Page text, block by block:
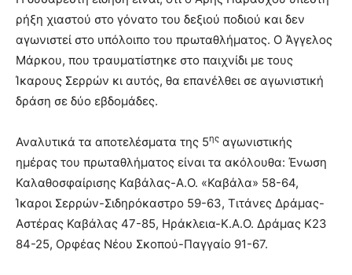
ρήξη χιαστού στο γόνατο του δεξιού ποδιού και δεν
αγωνιστεί στο υπόλοιπο του πρωταθλήματος. Ο Άγγελος
Μάρκου, που τραυματίστηκε στο παιχνίδι με τους
Ίκαρους Σερρών κι αυτός, θα επανέλθει σε αγωνιστική
δράση σε δύο εβδομάδες.
Αναλυτικά τα αποτελέσματα της 5ης αγωνιστικής
ημέρας του πρωταθλήματος είναι τα ακόλουθα: Ένωση
Καλαθοσφαίρισης Καβάλας-Α.Ο. «Καβάλα» 58-64,
Ίκαροι Σερρών-Σιδηρόκαστρο 59-63, Τιτάνες Δράμας-
Αστέρας Καβάλας 47-85, Ηράκλεια-Κ.Α.Ο. Δράμας Κ23
84-25, Ορφέας Νέου Σκοπού-Παγγαίο 91-67.